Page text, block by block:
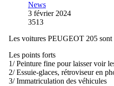
News
3 février 2024
3513
Les voitures PEUGEOT 205 sont
Les points forts
1/ Peinture fine pour laisser voir
2/ Essuie-glaces, rétroviseur en
3/ Immatriculation des véhicules